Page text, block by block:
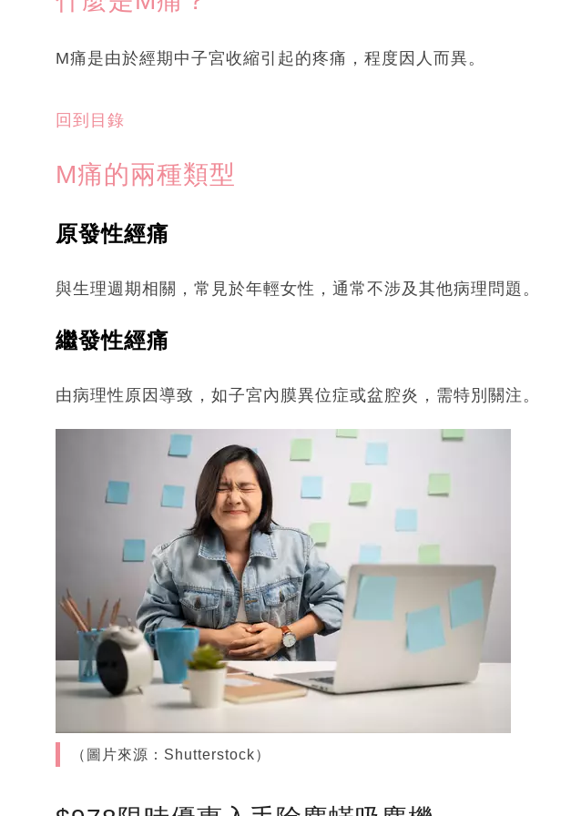
M痛是由於經期中子宮收縮引起的疼痛，程度因人而異。
回到目錄
M痛的兩種類型
原發性經痛
與生理週期相關，常見於年輕女性，通常不涉及其他病理問題。
繼發性經痛
由病理性原因導致，如子宮內膜異位症或盆腔炎，需特別關注。
（圖片來源：Shutterstock）